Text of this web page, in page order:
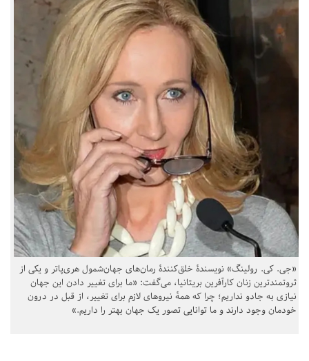
«جی. کی. رولینگ» نویسندهٔ خلق‌کنندهٔ رمان‌های جهان‌شمول هری‌پاتر و یکی از
ثروتمندترین زنان کارآفرین بریتانیا، می‌گفت: «ما برای تغییر دادن این جهان
نیازی به جادو نداریم؛ چرا که همهٔ نیروهای لازم برای تغییر، از قبل در درون
خودمان وجود دارند و ما توانایی تصور یک جهان بهتر را داریم.»